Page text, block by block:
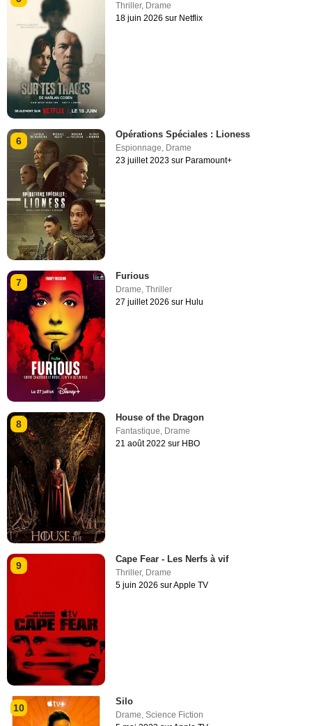
Thriller, Drame
18 juin 2026 sur Netflix
6
Opérations Spéciales : Lioness
Espionnage Drame
23 juillet 2023 sur Paramount+
7
Furious
Drame,Thriller
27 juillet 2026 sur Hulu
8
House of the Dragon
Fantastique, Drame
21 août 2022 sur HBO
9
Cape Fear - Les Nerfs à vif
Thriller, Drame
5 juin 2026 sur Apple TV
10
Silo
Drame ,Science Fiction